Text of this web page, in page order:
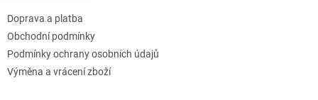
Doprava a platba
Obchodní podmínky
Podmínky ochrany osobních údajů
Výměna a vrácení zboží